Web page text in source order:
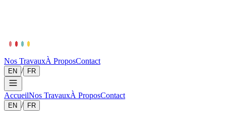
Nos TravauxÀ ProposContact
EN / FR
AccueilNos TravauxÀ ProposContact
EN / FR